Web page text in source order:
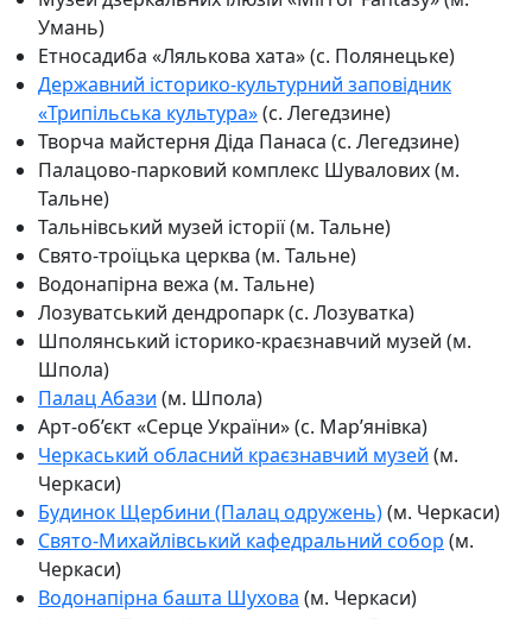
Умань)
Етносадиба «Лялькова хата» (с. Полянецьке)
Державний історико-культурний заповідник
«Трипільська культура»(с. Легедзине)
Творча майстерня Діда Панаса (с. Легедзине)
Палацово-парковий комплекс Шувалових (м.
Тальне)
Тальнівський музей історії (м. Тальне)
Свято-троїцька церква (м. Тальне)
Водонапірна вежа (м. Тальне)
Лозуватський дендропарк (с. Лозуватка)
Шполянський історико-краєзнавчий музей (м.
Шпола)
Палац Абази (м. Шпола)
Арт-об’єкт «Серце України» (с. Мар’янівка)
Черкаський обласний краєзнавчий музей (м.
Черкаси)
Будинок Щербини (Палац одружень)(м. Черкаси)
Свято-Михайлівський кафедральний собор (м.
Черкаси)
Водонапірна башта Шухова (м. Черкаси)